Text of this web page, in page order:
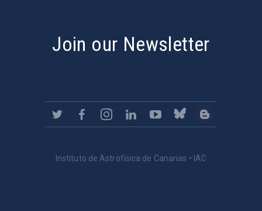
Join our Newsletter
Instituto de Astrofísica de Canarias • IAC